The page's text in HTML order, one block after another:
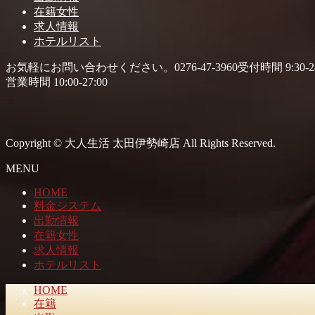
在籍女性
求人情報
ホテルリスト
お気軽にお問い合わせください。 0276-47-3960受付時間 9:30-
営業時間 10:00-27:00
Copyright © 大人生活 太田伊勢崎店 All Rights Reserved.
MENU
HOME
料金システム
出勤情報
在籍女性
求人情報
ホテルリスト
HOME
在籍